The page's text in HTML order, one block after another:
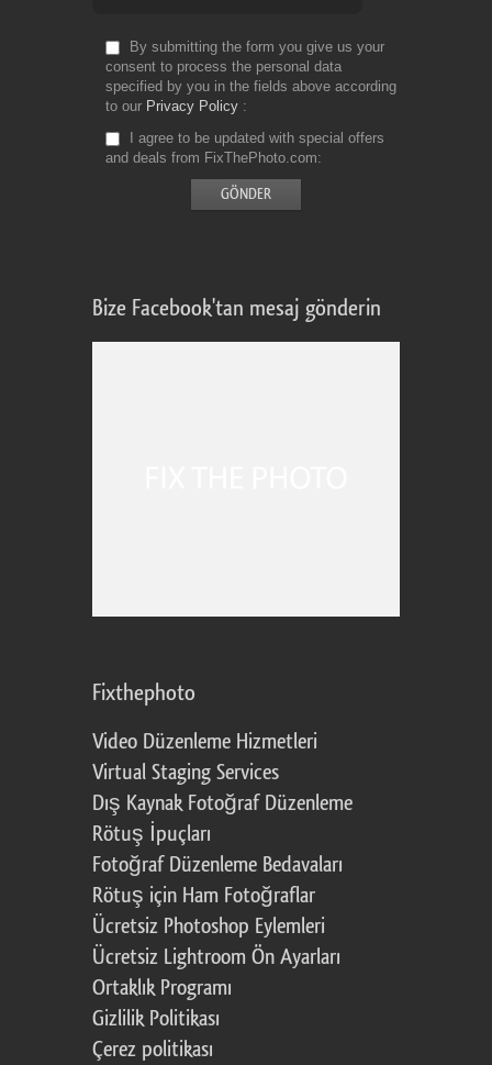
By submitting the form you give us your
consent to process the personal data
specified by you in the fields above according
to our Privacy Policy
I agree to be updated with special offers
and deals from FixThePhoto.com
Bize Facebook'tan mesaj gönderin
Fixthephoto
Video Düzenleme Hizmetleri
Virtual Staging Services
Dış Kaynak Fotoğraf Düzenleme
Rötuş İpuçları
Fotoğraf Düzenleme Bedavaları
Rötuş için Ham Fotoğraflar
Ücretsiz Photoshop Eylemleri
Ücretsiz Lightroom Ön Ayarları
Ortaklık Programı
Gizlilik Politikası
Çerez politikası